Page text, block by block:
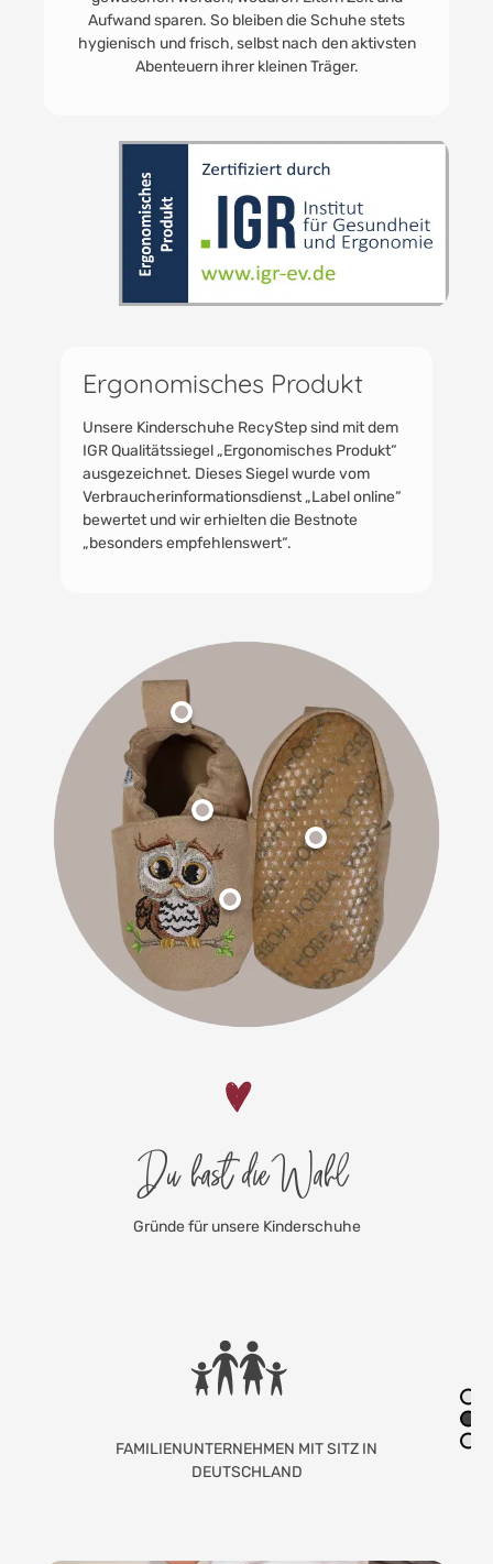
eine nachhaltige und kosteneffiziente Wahl für Eltern.
Ergonomisches Produkt
Unsere Kinderschuhe RecyStep sind mit dem
IGR Qualitätssiegel „Ergonomisches Produkt“
ausgezeichnet. Dieses Siegel wurde vom
Verbraucherinformationsdienst „Label online“
bewertet und wir erhielten die Bestnote
„besonders empfehlenswert“.
Du hast die Wahl
Gründe für unsere Kinderschuhe
LIEBEVOLLE HANDARBEIT